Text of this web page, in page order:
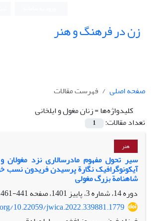
زن در فرهنگ و هنر
صفحه اصلی
فهرست مقالات
کلیدواژه‌ها =زنان مغول و ایلخانی
تعداد مقالات:
1
هنر
سیر تحول مفهوم مادرسالاری نزد مغولان و
آیکونوگرافیک نگارة پرسیدن فریدون نسب
شاهنامة بزرگ مغولی
دوره 14، شماره 3، پاییز 1401، صفحه
441-461
10.22059/jwica.2022.339881.1779